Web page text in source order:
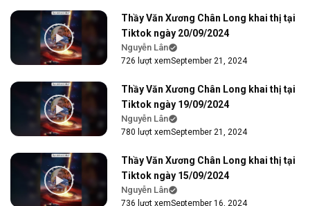
Thầy Văn Xương Chân Long khai thị tại
Tiktok ngày 20/09/2024
Nguyễn Lân
726 lượt xemSeptember 21, 2024
Thầy Văn Xương Chân Long khai thị tại
Tiktok ngày 19/09/2024
Nguyễn Lân
780 lượt xemSeptember 21, 2024
Thầy Văn Xương Chân Long khai thị tại
Tiktok ngày 15/09/2024
Nguyễn Lân
736 lượt xemSeptember 16, 2024